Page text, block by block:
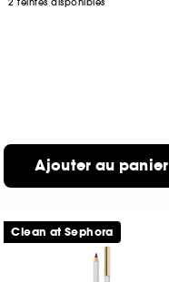
Ajouter au panier
Clean at Sephora